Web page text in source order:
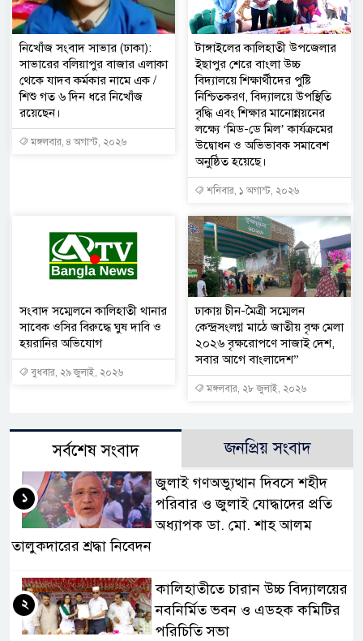
নিখোঁজ সংবাদ সাভার (ঢাকা):
সাভারের বলিয়াপুর বাজার এলাকা
থেকে যাদব কর্মকার নামে এক /
শিশু গত ৬ দিন ধরে নিখোঁজ
রয়েছেন।
মঙ্গলবার, ৪ অগাস্ট, ২০২৬
টাঙ্গাইলের কালিহাতী উপজেলার
ইছাপুর শেরে বাংলা উচ্চ
বিদ্যালয়ে শিক্ষার্থীদের পুষ্টি
নিশ্চিতকরণ, বিদ্যালয়ে উপস্থিতি
বৃদ্ধি এবং শিক্ষার মানোন্নয়নের
লক্ষ্যে ‘মিড-ডে মিল’ কার্যক্রমের
উদ্বোধন ও অভিভাবক সমাবেশ
অনুষ্ঠিত হয়েছে।
শনিবার, ১ অগাস্ট, ২০২৬
সংবাদ সম্মেলনে কালিহাতী থানার
সাবেক ওসির বিরুদ্ধে ঘুষ দাবি ও
হয়রানির অভিযোগ
বুধবার, ২৯ জুলাই, ২০২৬
ঢাকায় চীন-মৈত্রী সম্মেলন
কেন্দ্রসংলগ্ন মাঠে জাতীয় বৃক্ষ মেলা
২০২৬ বৃক্ষরোপণে সাজাই দেশ,
সবার আগে বাংলাদেশ”
মঙ্গলবার, ২৮ জুলাই, ২০২৬
সর্বশেষ সংবাদ জনপ্রিয় সংবাদ
জুলাই গণঅভ্যুত্থান দিবসে শহীদ
পরিবার ও জুলাই যোদ্ধাদের প্রতি
অধ্যাপক ডা. মো. শাহ আলম
তালুকদারের শ্রদ্ধা নিবেদন
১
কালিহাতীতে চারান উচ্চ বিদ্যালয়ের
নবনির্মিত ভবন ও এডহক কমিটির
পরিচিতি সভা
২